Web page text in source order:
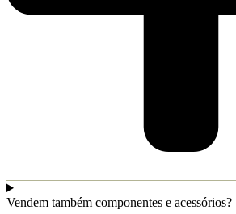
Vendem também componentes e acessórios?